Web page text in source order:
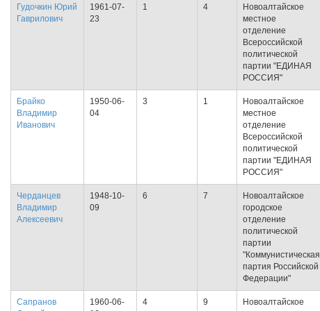
Гудочкин Юрий
Гаврилович
1961-07-
23
1 4
Новоалтайское
местное
отделение
Всероссийской
политической
партии "ЕДИНАЯ
РОССИЯ"
Брайко
Владимир
Иванович
1950-06-
04
3 1
Новоалтайское
местное
отделение
Всероссийской
политической
партии "ЕДИНАЯ
РОССИЯ"
Черданцев
Владимир
Алексеевич
1948-10-
09
6 7
Новоалтайское
городское
отделение
политической
партии
"Коммунистическая
партия Российской
Федерации"
Сапранов
1960-06-
4 9
Новоалтайское